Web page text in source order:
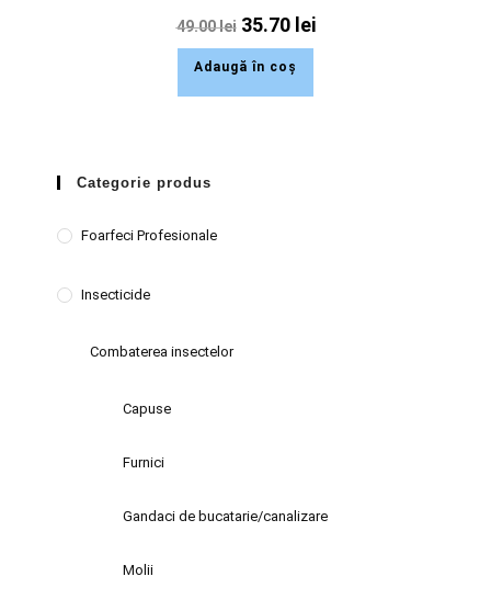
49.00lei 35.70 lei
Adaugă în coș
Categorie produs
Foarfeci Profesionale
Insecticide
Combaterea insectelor
Capuse
Furnici
Gandaci de bucatarie/canalizare
Molii